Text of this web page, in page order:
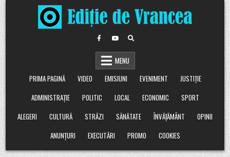
Skip
to
content
MENU
PRIMA PAGINĂ
VIDEO EMISIUNI EVENIMENT
JUSTIȚIE
ADMINISTRAȚIE
POLITIC LOCAL ECONOMIC
SPORT
ALEGERI
CULTURĂ STRĂZI SĂNĂTATE ÎNVĂȚĂMÂNT
OPINII
ANUNȚURI
EXECUTĂRI PROMO COOKIES